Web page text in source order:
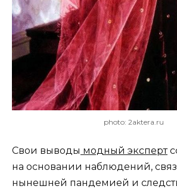
photo: 2aktera.ru
Свои выводы модный эксперт
на основании наблюдений,
нынешней пандемией и